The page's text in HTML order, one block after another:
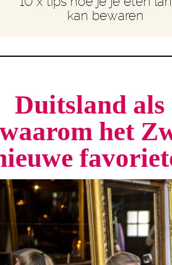
kan bewaren
Duitsland
waarom het